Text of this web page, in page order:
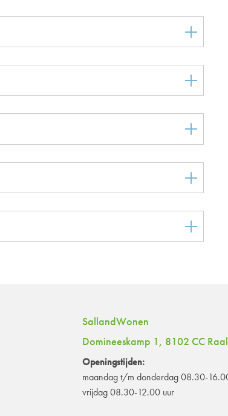
SallandWonen
Domineeskamp 1, 8102 CC
Openingstijden:
maandag t/m donderdag 08.30-
vrijdag 08.30-12.00 uur